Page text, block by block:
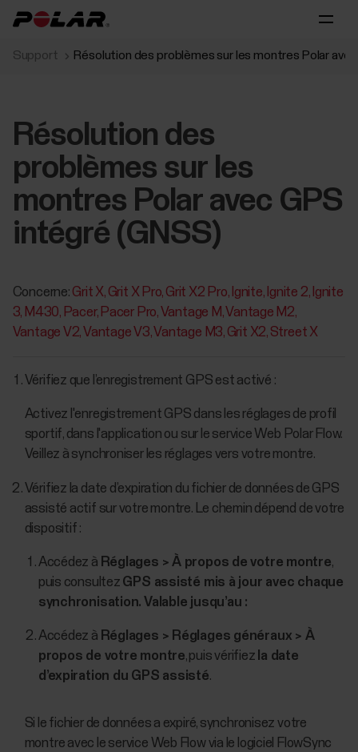
Support Résolution des problèmes sur les montres Polar
Résolution des
problèmes sur les
montres Polar avec GPS
intégré (GNSS)
Concerne: Grit X Grit X Pro Grit X2 Pro Ignite Ignite 2 Ignite
3 M430 Pacer Pacer Pro Vantage M Vantage M2
Vantage V2 Vantage V3 Vantage M3 Grit X2 Street X
Vérifiez que l’enregistrement GPS est activé :
Activez l'enregistrement GPS dans les réglages de profil
sportif, dans l'application ou sur le service Web Polar Flow.
Veillez à synchroniser les réglages vers votre montre.
Vérifiez la date d’expiration du fichier de données de GPS
assisté actif sur votre montre. Le chemin dépend de votre
dispositif :
Accédez à Réglages > À propos de votre montre,
puis consultez GPS assisté mis à jour avec chaque
synchronisation. Valable jusqu’au :
Accédez à Réglages > Réglages généraux > À
propos de votre montre, puis vérifiez la date
d’expiration du GPS assisté.
Si le fichier de données a expiré, synchronisez votre
montre avec le service Web Flow via le logiciel FlowSync